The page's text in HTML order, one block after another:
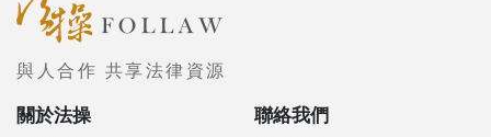
與人合作 共享法律資源
關於法操 聯絡我們